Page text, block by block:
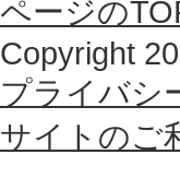
ページの
Copyright
プライバシ
サイトのご